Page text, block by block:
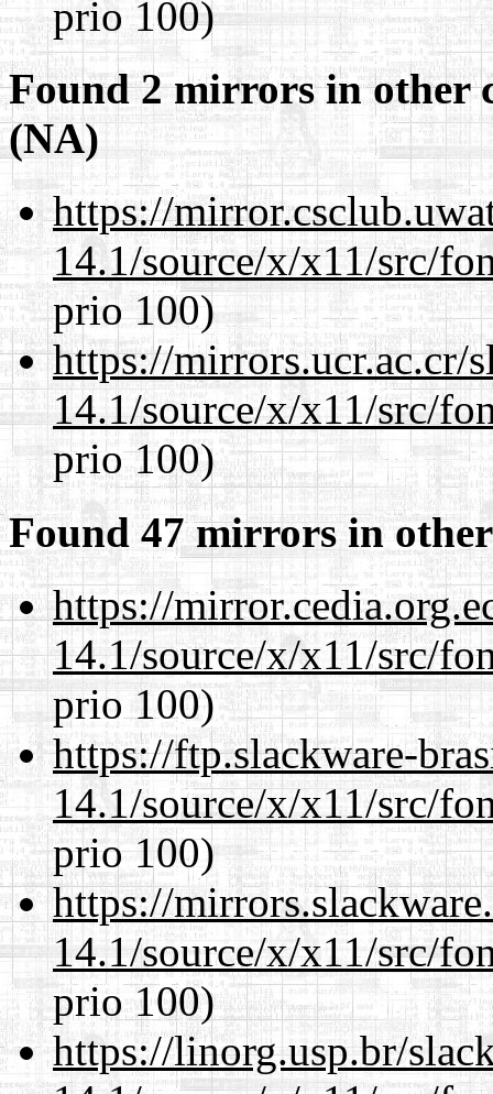
prio 100)
Found 2 mirrors in other
(NA)
https://
14.1/source/x/x11/src/
prio 100)
https://mirrors.ucr.ac.cr/
14.1/source/x/x11/src/
prio 100)
Found 47 mirrors in
https://
14.1/source/x/x11/src/
prio 100)
https://ftp.slackware-
14.1/source/x/x11/src/
prio 100)
https://
14.1/source/x/x11/src/
prio 100)
https://linorg.usp.br/